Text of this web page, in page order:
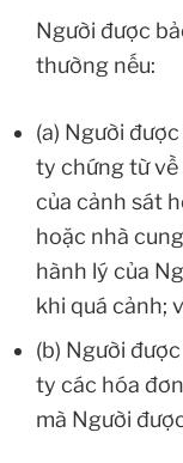
Người được
thường nếu:
(a) Người
ty chứng từ
của cảnh sát
hoặc nhà
hành lý của
khi quá cảnh;
(b) Người
ty các hóa
mà Người